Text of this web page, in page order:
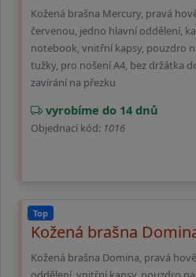
Kožená brašna Mercury, pravá
červenou, jedno hlavní oddělení,
notebook, vnitřní kapsy, pouzdro
tužky, pro nošení A4, bez držátka
zavírání na přezku
vyrobíme do 14 dnů
Objednací kód: 1016
Top
Kožená brašna
Kožená brašna Domina, pravá